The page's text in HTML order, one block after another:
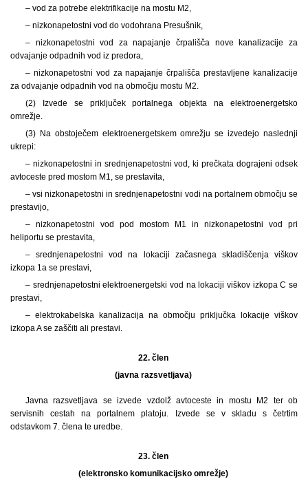
– vod za potrebe elektrifikacije na mostu M2,
– nizkonapetostni vod do vodohrana Presušnik,
– nizkonapetostni vod za napajanje črpališča nove kanalizacije za
odvajanje odpadnih vod iz predora,
– nizkonapetostni vod za napajanje črpališča prestavljene kanalizacije
za odvajanje odpadnih vod na območju mostu M2.
(2) Izvede se priključek portalnega objekta na elektroenergetsko
omrežje.
(3) Na obstoječem elektroenergetskem omrežju se izvedejo naslednji
ukrepi:
– nizkonapetostni in srednjenapetostni vod, ki prečkata dograjeni odsek
avtoceste pred mostom M1, se prestavita,
– vsi nizkonapetostni in srednjenapetostni vodi na portalnem območju se
prestavijo,
– nizkonapetostni vod pod mostom M1 in nizkonapetostni vod pri
heliportu se prestavita,
– srednjenapetostni vod na lokaciji začasnega skladiščenja viškov
izkopa 1a se prestavi,
– srednjenapetostni elektroenergetski vod na lokaciji viškov izkopa C se
prestavi,
– elektrokabelska kanalizacija na območju priključka lokacije viškov
izkopa A se zaščiti ali prestavi.
22. člen
(javna razsvetljava)
Javna razsvetljava se izvede vzdolž avtoceste in mostu M2 ter ob
servisnih cestah na portalnem platoju. Izvede se v skladu s četrtim
odstavkom 7. člena te uredbe.
23. člen
(elektronsko komunikacijsko omrežje)